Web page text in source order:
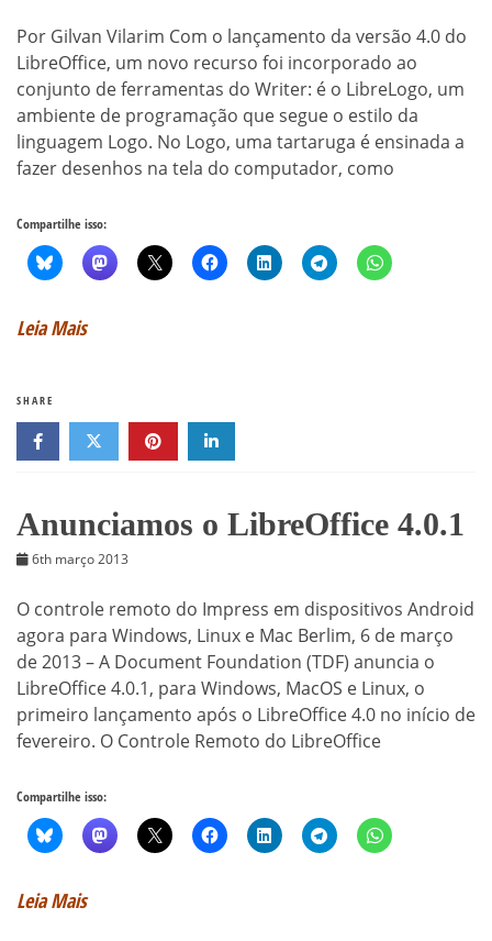
Por Gilvan Vilarim Com o lançamento da versão 4.0 do
LibreOffice, um novo recurso foi incorporado ao
conjunto de ferramentas do Writer: é o LibreLogo, um
ambiente de programação que segue o estilo da
linguagem Logo. No Logo, uma tartaruga é ensinada a
fazer desenhos na tela do computador, como
Compartilhe isso:
Leia Mais
SHARE
Anunciamos o LibreOffice 4.0.1
6th março 2013
O controle remoto do Impress em dispositivos Android
agora para Windows, Linux e Mac Berlim, 6 de março
de 2013 – A Document Foundation (TDF) anuncia o
LibreOffice 4.0.1, para Windows, MacOS e Linux, o
primeiro lançamento após o LibreOffice 4.0 no início de
fevereiro. O Controle Remoto do LibreOffice
Compartilhe isso:
Leia Mais